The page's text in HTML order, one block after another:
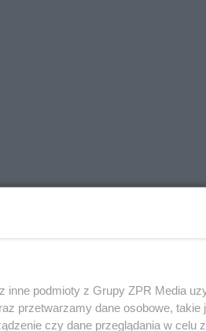
inne podmioty z Grupy ZPR Media
przetwarzamy dane osobowe, takie
czy dane przeglądania w celu